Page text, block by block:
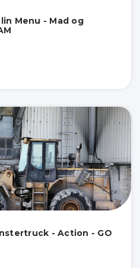
Menu - Mad og
- Action - GO